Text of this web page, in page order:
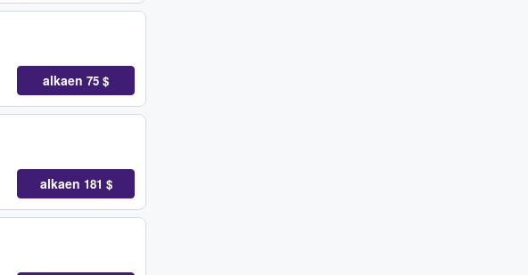
alkaen 75 $
alkaen 181 $